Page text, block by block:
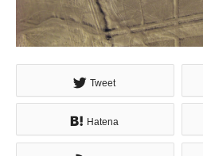
Tweet
Hatena